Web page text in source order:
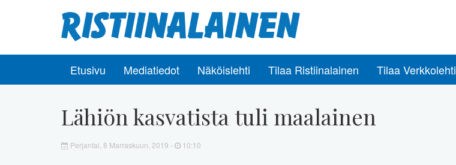
Etusivu Mediatiedot Näköislehti Tilaa Ristiinalainen Tilaa Verkkolehti
Lähiön kasvatista tuli maalainen
Perjantai, 8 Marraskuun, 2019 - 10:10